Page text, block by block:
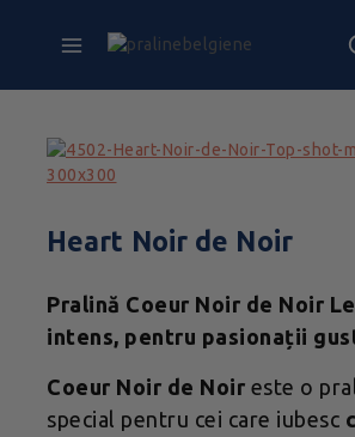
Heart Noir de Noir
Pralină Coeur Noir de Noir
intens, pentru pasionații
Coeur Noir de Noir este o
special pentru cei care iubesc